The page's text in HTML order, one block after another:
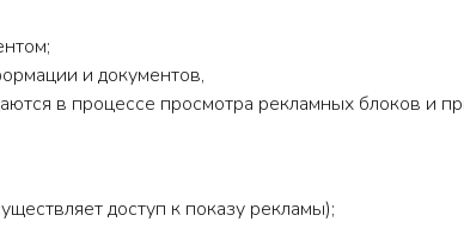
и документов,
в процессе просмотра рекламных блоков и
доступ к показу рекламы);